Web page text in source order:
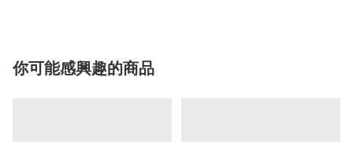
你可能感興趣的商品